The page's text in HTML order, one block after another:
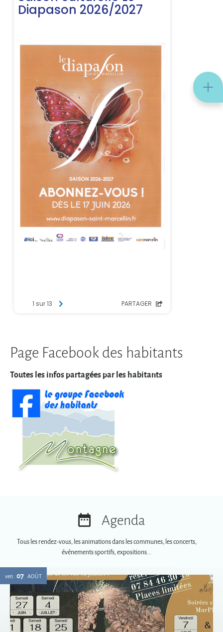
Toutes les infos partagées par les habitants
Agenda
Tous les rendez-vous, les animations dans les communes, les concerts,
Soirées spéciales MurPhy's